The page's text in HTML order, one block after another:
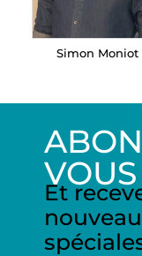
Simon Moniot
VOUS
Et